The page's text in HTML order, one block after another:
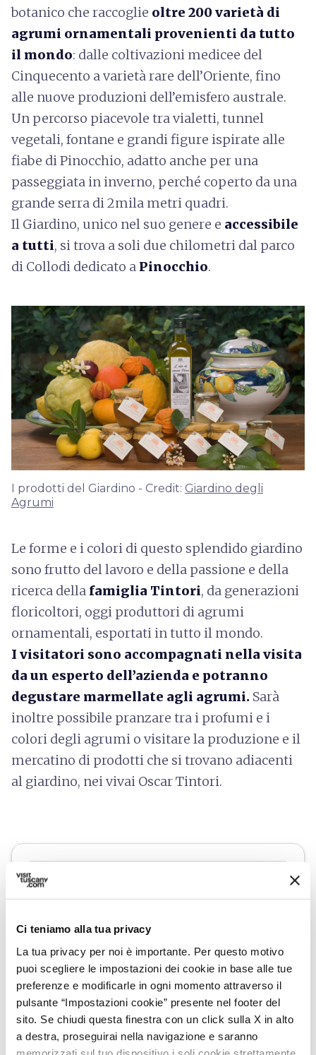
Ci teniamo alla tua privacy
La tua privacy per noi è importante. Per questo motivo
puoi scegliere le impostazioni dei cookie in base alle tue
preferenze e modificarle in ogni momento attraverso il
pulsante “Impostazioni cookie” presente nel footer del
sito. Se chiudi questa finestra con un click sulla X in alto
a destra, proseguirai nella navigazione e saranno
botanico che raccoglie oltre 200 varietà di
agrumi ornamentali provenienti da tutto
il mondo: dalle coltivazioni medicee del
Cinquecento a varietà rare dell’Oriente, fino
alle nuove produzioni dell’emisfero australe.
Un percorso piacevole tra vialetti, tunnel
vegetali, fontane e grandi figure ispirate alle
fiabe di Pinocchio, adatto anche per una
passeggiata in inverno, perché coperto da una
grande serra di 2mila metri quadri.
Il Giardino, unico nel suo genere e accessibile
a tutti, si trova a soli due chilometri dal parco
di Collodi dedicato a Pinocchio.
I prodotti del Giardino - Credit: Giardino degli
Agrumi
Le forme e i colori di questo splendido giardino
sono frutto del lavoro e della passione e della
ricerca della famiglia Tintori, da generazioni
floricoltori, oggi produttori di agrumi
ornamentali, esportati in tutto il mondo.
I visitatori sono accompagnati nella visita
da un esperto dell’azienda e potranno
degustare marmellate agli agrumi. Sarà
inoltre possibile pranzare tra i profumi e i
colori degli agrumi o visitare la produzione e il
mercatino di prodotti che si trovano adiacenti
al giardino, nei vivai Oscar Tintori.
directions Indicazioni